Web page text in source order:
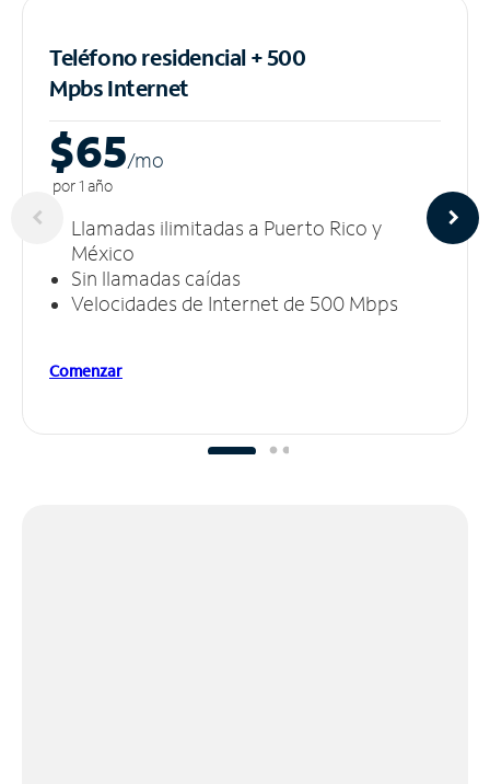
Teléfono residencial + 500
MpbsInternet
$65/mo
por 1 año
Llamadas ilimitadas a Puerto Rico y
México
Sin llamadas caídas
Velocidades de Internet de 500 Mbps
Comenzar